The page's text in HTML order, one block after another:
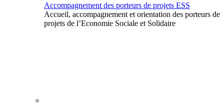
Accompagnement des porteurs de projets ESS
Accueil, accompagnement et orientation des porteurs de
projets de l’Economie Sociale et Solidaire